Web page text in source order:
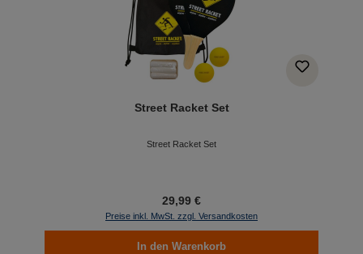
Street Racket Set
Street Racket Set
29,99 €
Preise inkl. MwSt. zzgl. Versandkosten
In den Warenkorb